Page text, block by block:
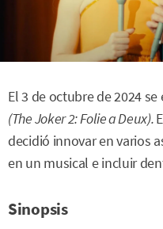
El 3 de octubre de 2024 se
(The Joker 2: Folie a Deux).
decidió innovar en varios
en un musical e incluir
Sinopsis